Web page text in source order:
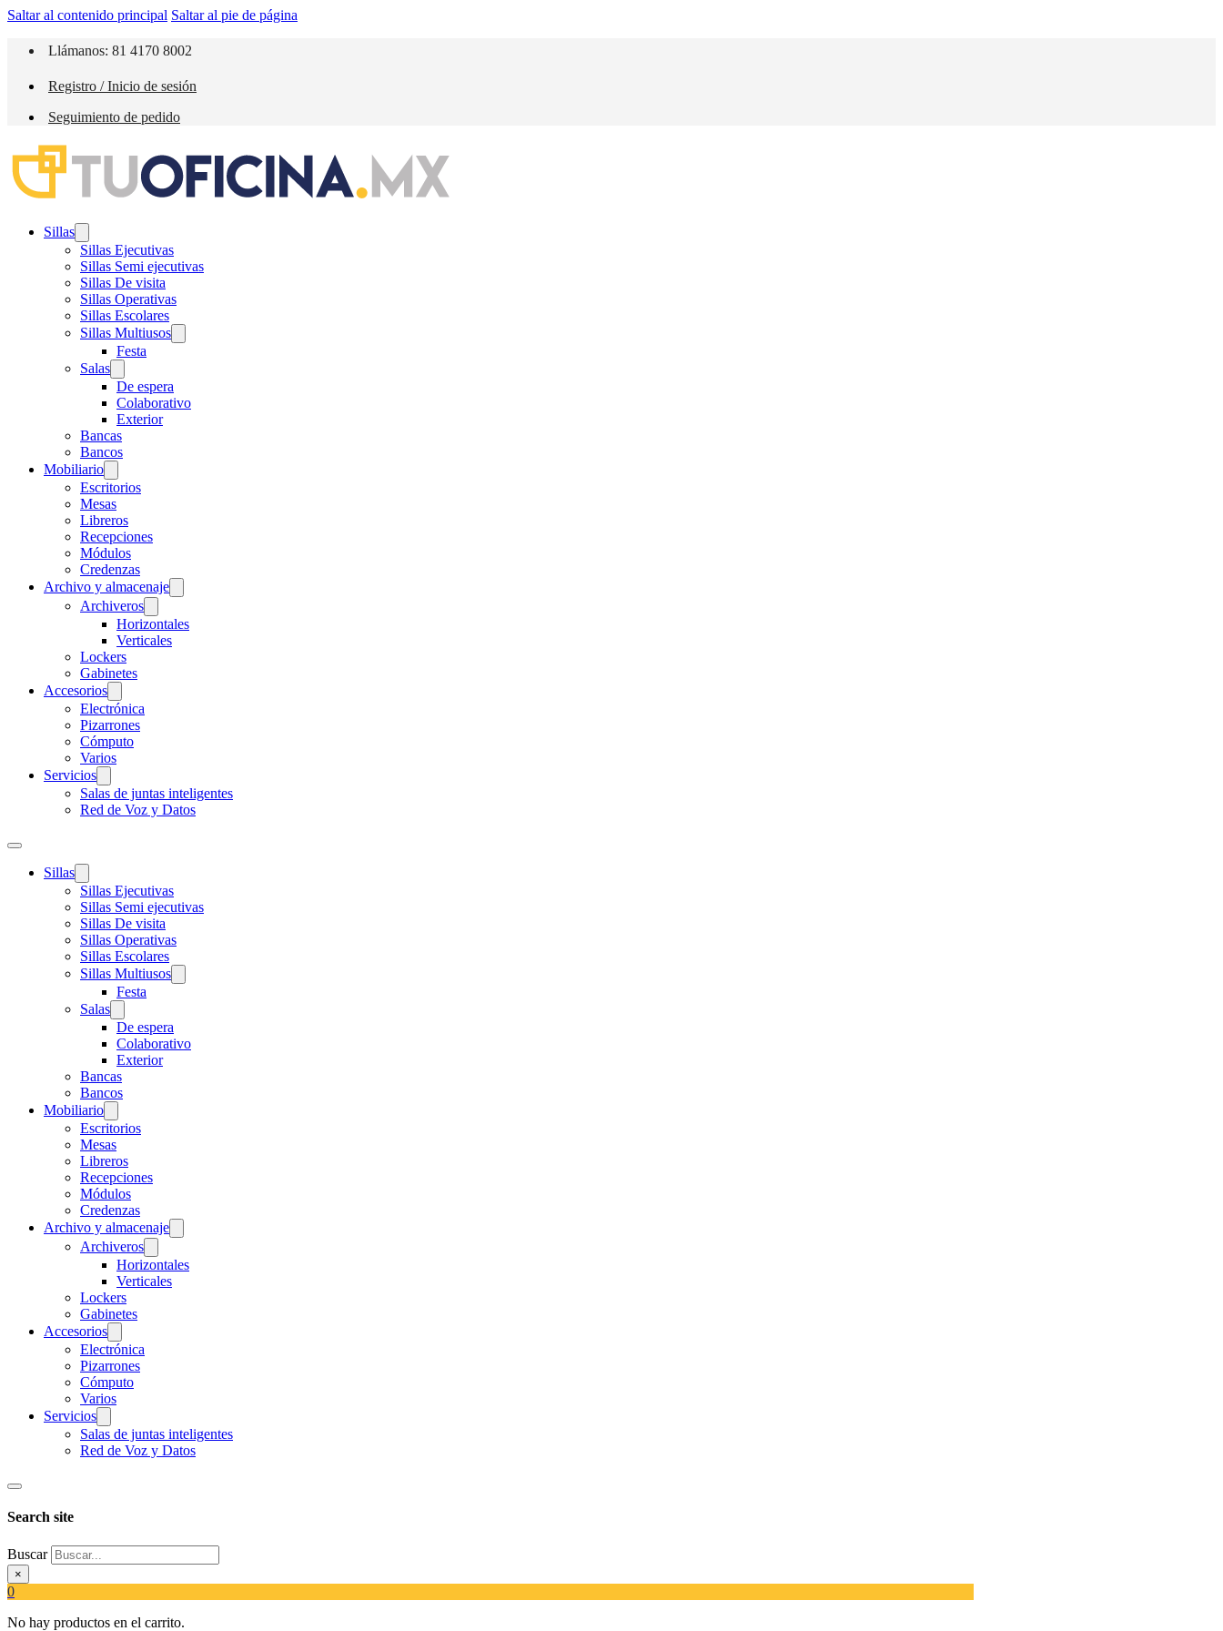
Saltar al contenido principal Saltar al pie de página
Llámanos: 81 4170 8002
Registro / Inicio de sesión
Seguimiento de pedido
Sillas
Sillas Ejecutivas
Sillas Semi ejecutivas
Sillas De visita
Sillas Operativas
Sillas Escolares
Sillas Multiusos
Festa
Salas
De espera
Colaborativo
Exterior
Bancas
Bancos
Mobiliario
Escritorios
Mesas
Libreros
Recepciones
Módulos
Credenzas
Archivo y almacenaje
Archiveros
Horizontales
Verticales
Lockers
Gabinetes
Accesorios
Electrónica
Pizarrones
Cómputo
Varios
Servicios
Salas de juntas inteligentes
Red de Voz y Datos
Sillas
Sillas Ejecutivas
Sillas Semi ejecutivas
Sillas De visita
Sillas Operativas
Sillas Escolares
Sillas Multiusos
Festa
Salas
De espera
Colaborativo
Exterior
Bancas
Bancos
Mobiliario
Escritorios
Mesas
Libreros
Recepciones
Módulos
Credenzas
Archivo y almacenaje
Archiveros
Horizontales
Verticales
Lockers
Gabinetes
Accesorios
Electrónica
Pizarrones
Cómputo
Varios
Servicios
Salas de juntas inteligentes
Red de Voz y Datos
Search site
Buscar
×
0
No hay productos en el carrito.